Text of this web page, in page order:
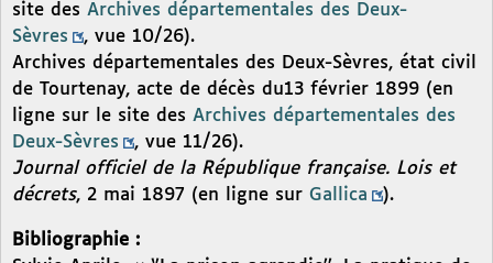
site des Archives départementales des Deux-
Sèvres
, vue 10/26).
Archives départementales des Deux-Sèvres, état civil
de Tourtenay, acte de décès du13 février 1899 (en
ligne sur le site des Archives départementales des
Deux-Sèvres
, vue 11/26).
Journal officiel de la République française. Lois et
décrets, 2 mai 1897 (en ligne sur Gallica ).
Bibliographie :